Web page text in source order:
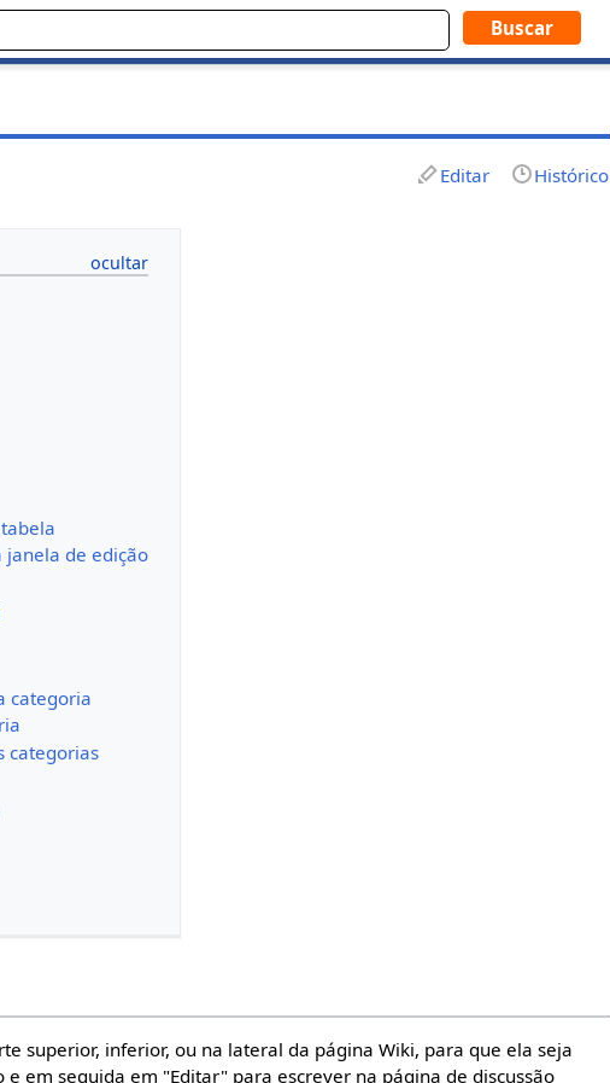
Editar Histórico
janela de edição
categoria
categorias
superior, inferior, ou na lateral da página Wiki, para que ela seja
em seguida em "Editar" para escrever na página de discussão